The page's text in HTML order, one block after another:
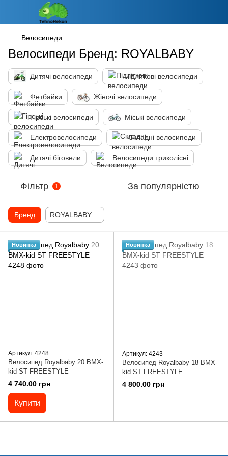
Велосипеди
Велосипеди Бренд: ROYALBABY
Дитячі велосипеди Підліткові велосипеди
Фетбайки Жіночі велосипеди
Гірські велосипеди Міські велосипеди
Електровелосипеди Складні велосипеди
Дитячі біговели Велосипеди триколісні
Фільтр 1 За популярністю
Бренд ROYALBABY
Новинка
Артикул: 4248
Велосипед Royalbaby 20 BMX-
kid ST FREESTYLE
4 740.00 грн
Купити
Новинка
Артикул: 4243
Велосипед Royalbaby 18 BMX-
kid ST FREESTYLE
4 800.00 грн